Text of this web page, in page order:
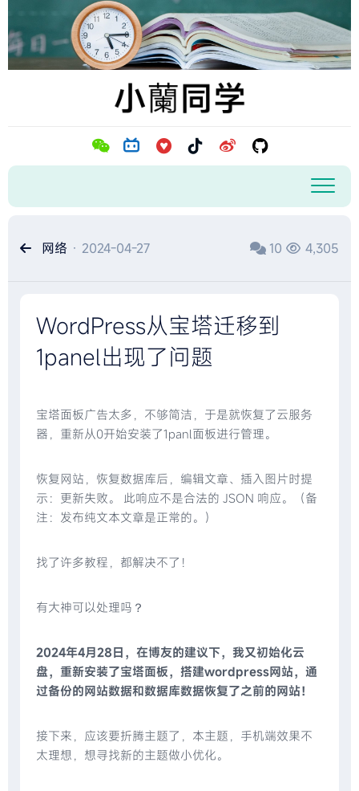
内
容
网络 · 2024-04-27 10 4,305
WordPress从宝塔迁移到
1panel出现了问题
宝塔面板广告太多，不够简洁，于是就恢复了云服务
器，重新从0开始安装了1panl面板进行管理。
恢复网站，恢复数据库后，编辑文章、插入图片时提
示：更新失败。 此响应不是合法的 JSON 响应。（备
注：发布纯文本文章是正常的。）
找了许多教程，都解决不了！
有大神可以处理吗？
2024年4月28日，在博友的建议下，我又初始化云
盘，重新安装了宝塔面板，搭建wordpress网站，通
过备份的网站数据和数据库数据恢复了之前的网站！
接下来，应该要折腾主题了，本主题，手机端效果不
太理想，想寻找新的主题做小优化。